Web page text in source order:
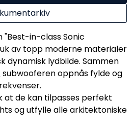
"Best-in-class Sonic
av topp moderne materialer
dynamisk lydbilde. Sammen
subwooferen oppnås fylde og
at de kan tilpasses perfekt
og utfylle alle arkitektoniske